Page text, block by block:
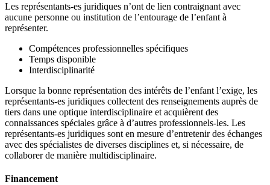
Les représentants-es juridiques n’ont de lien contraignant avec
aucune personne ou institution de l’entourage de l’enfant à
représenter.
Compétences professionnelles spécifiques
Temps disponible
Interdisciplinarité
Lorsque la bonne représentation des intérêts de l’enfant l’exige, les
représentants-es juridiques collectent des renseignements auprès de
tiers dans une optique interdisciplinaire et acquièrent des
connaissances spéciales grâce à d’autres professionnels-les. Les
représentants-es juridiques sont en mesure d’entretenir des échanges
avec des spécialistes de diverses disciplines et, si nécessaire, de
collaborer de manière multidisciplinaire.
Financement